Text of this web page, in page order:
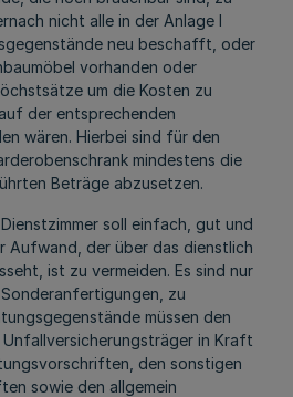
nicht alle in der Anlage l
neu beschafft, oder
vorhanden oder
um die Kosten zu
der entsprechenden
wären. Hierbei sind für den
mindestens die
Beträge abzusetzen.
soll einfach, gut und
Aufwand, der über das dienstlich
ist zu vermeiden. Es sind nur
zu
müssen den
in Kraft
den sonstigen
sowie den allgemein